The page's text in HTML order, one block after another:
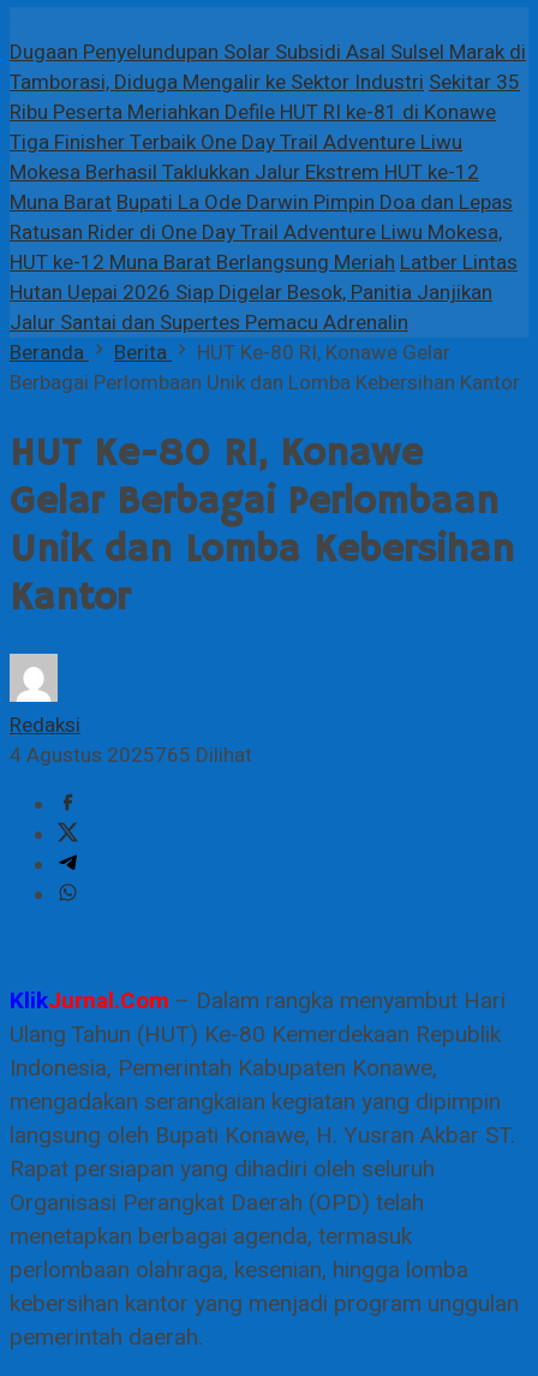
Dugaan Penyelundupan Solar Subsidi Asal Sulsel Marak di
Tamborasi, Diduga Mengalir ke Sektor IndustriSekitar 35
Ribu Peserta Meriahkan Defile HUT RI ke-81 di Konawe
Tiga Finisher Terbaik One Day Trail Adventure Liwu
Mokesa Berhasil Taklukkan Jalur Ekstrem HUT ke-12
Muna BaratBupati La Ode Darwin Pimpin Doa dan Lepas
Ratusan Rider di One Day Trail Adventure Liwu Mokesa,
HUT ke-12 Muna Barat Berlangsung MeriahLatber Lintas
Hutan Uepai 2026 Siap Digelar Besok, Panitia Janjikan
Jalur Santai dan Supertes Pemacu Adrenalin
Beranda
Berita
HUT Ke-80 RI, Konawe Gelar
Berbagai Perlombaan Unik dan Lomba Kebersihan Kantor
HUT Ke-80 RI, Konawe
Gelar Berbagai Perlombaan
Unik dan Lomba Kebersihan
Kantor
Redaksi
4 Agustus 2025765 Dilihat
KlikJurnal.Com – Dalam rangka menyambut Hari
Ulang Tahun (HUT) Ke-80 Kemerdekaan Republik
Indonesia, Pemerintah Kabupaten Konawe,
mengadakan serangkaian kegiatan yang dipimpin
langsung oleh Bupati Konawe, H. Yusran Akbar ST.
Rapat persiapan yang dihadiri oleh seluruh
Organisasi Perangkat Daerah (OPD) telah
menetapkan berbagai agenda, termasuk
perlombaan olahraga, kesenian, hingga lomba
kebersihan kantor yang menjadi program unggulan
pemerintah daerah.